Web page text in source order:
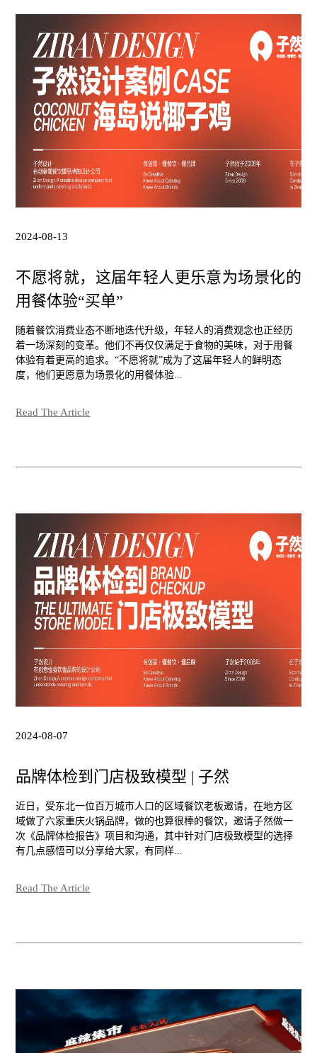
2024-08-13
不愿将就，这届年轻人更乐意为场景化的
用餐体验“买单”
随着餐饮消费业态不断地迭代升级，年轻人的消费观念也正经历
着一场深刻的变革。他们不再仅仅满足于食物的美味，对于用餐
体验有着更高的追求。“不愿将就”成为了这届年轻人的鲜明态
度，他们更愿意为场景化的用餐体验...
Read The Article
2024-08-07
品牌体检到门店极致模型 | 子然
近日，受东北一位百万城市人口的区域餐饮老板邀请，在地方区
域做了六家重庆火锅品牌，做的也算很棒的餐饮，邀请子然做一
次《品牌体检报告》项目和沟通，其中针对门店极致模型的选择
有几点感悟可以分享给大家，有同样...
Read The Article